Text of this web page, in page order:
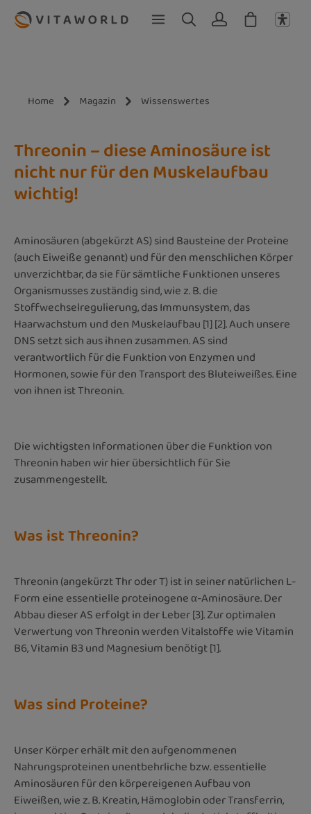
Zum Hauptinhalt springen
Home Magazin Wissenswertes
Threonin – diese Aminosäure ist
nicht nur für den Muskelaufbau
wichtig!
Aminosäuren (abgekürzt AS) sind Bausteine der Proteine
(auch Eiweiße genannt) und für den menschlichen Körper
unverzichtbar, da sie für sämtliche Funktionen unseres
Organismusses zuständig sind, wie z. B. die
Stoffwechselregulierung, das Immunsystem, das
Haarwachstum und den Muskelaufbau [1] [2]. Auch unsere
DNS setzt sich aus ihnen zusammen. AS sind
verantwortlich für die Funktion von Enzymen und
Hormonen, sowie für den Transport des Bluteiweißes. Eine
von ihnen ist Threonin.
Die wichtigsten Informationen über die Funktion von
Threonin haben wir hier übersichtlich für Sie
zusammengestellt.
Was ist Threonin?
Threonin (angekürzt Thr oder T) ist in seiner natürlichen L-
Form eine essentielle proteinogene α-Aminosäure. Der
Abbau dieser AS erfolgt in der Leber [3]. Zur optimalen
Verwertung von Threonin werden Vitalstoffe wie Vitamin
B6, Vitamin B3 und Magnesium benötigt [1].
Was sind Proteine?
Unser Körper erhält mit den aufgenommenen
Nahrungsproteinen unentbehrliche bzw. essentielle
Aminosäuren für den körpereigenen Aufbau von
Eiweißen, wie z. B. Kreatin, Hämoglobin oder Transferrin,